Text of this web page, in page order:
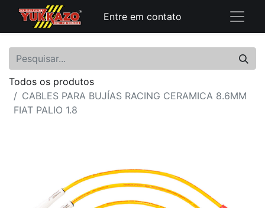
Entre em contato
Todos os produtos
CABLES PARA BUJÍAS RACING CERAMICA 8.6MM
FIAT PALIO 1.8